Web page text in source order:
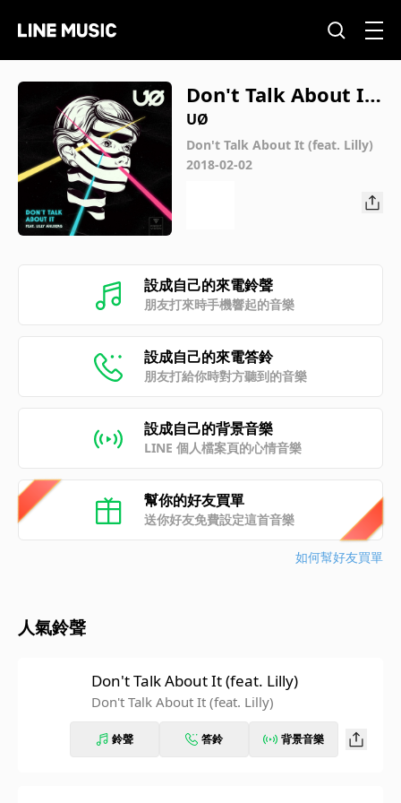
Don't Talk About It
(feat. Lilly)
UØ
Don't Talk About It (feat. Lilly)
2018-02-02
設成自己的來電鈴聲
朋友打來時手機響起的音樂
設成自己的來電答鈴
朋友打給你時對方聽到的音樂
設成自己的背景音樂
LINE 個人檔案頁的心情音樂
幫你的好友買單
送你好友免費設定這首音樂
如何幫好友買單
人氣鈴聲
Don't Talk About It (feat. Lilly)
Don't Talk About It (feat. Lilly)
鈴聲 答鈴 背景音樂